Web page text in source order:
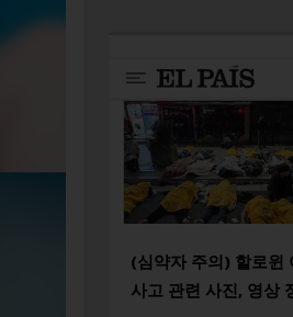
(심약자 주의) 할로윈
사고 관련 사진, 영상